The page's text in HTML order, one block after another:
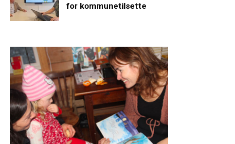
for kommunetilsette